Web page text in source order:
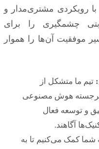
رویکردی مشتری‌مدار و
چشمگیری را برای
موفقیت آن‌ها را هموار
تیم ما متشکل از
برجسته هوش مصنوعی
و توسعه فعال
آگاهند.
شما کمک می‌کنیم تا به